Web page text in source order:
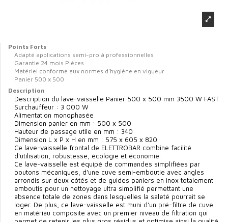
Points Forts
Adapté applications semi-pro à professionnelles
Garantie 24 mois Pièces
Matériel conforme aux normes d'hygiène en vigueur
Panier 500 x 500
Description
Description du lave-vaisselle Panier 500 x 500 mm 3500 W FAST
Surchauffeur : 3 000 W
Alimentation monophasée
Dimension panier en mm : 500 x 500
Hauteur de passage utile en mm : 340
Dimension L x P x H en mm : 575 x 605 x 820
Ce lave-vaisselle frontal de ELETTROBAR combine facilité
d'utilisation, robustesse, écologie et économie.
Ce lave-vaisselle est équipé de commandes simplifiées par
boutons mécaniques, d'une cuve semi-emboutie avec angles
arrondis sur deux côtés et de guides paniers en inox totalement
emboutis pour un nettoyage ultra simplifié permettant une
absence totale de zones dans lesquelles la saleté pourrait se
loger. De plus, ce lave-vaisselle est muni d'un pré-filtre de cuve
en matériau composite avec un premier niveau de filtration qui